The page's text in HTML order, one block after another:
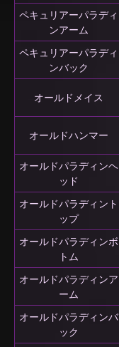
ペキュリアーパラディ
ンアーム
ペキュリアーパラディ
ンバック
オールドメイス
オールドハンマー
オールドパラディンヘ
ッド
オールドパラディント
ップ
オールドパラディンボ
トム
オールドパラディンア
ーム
オールドパラディンバ
ック